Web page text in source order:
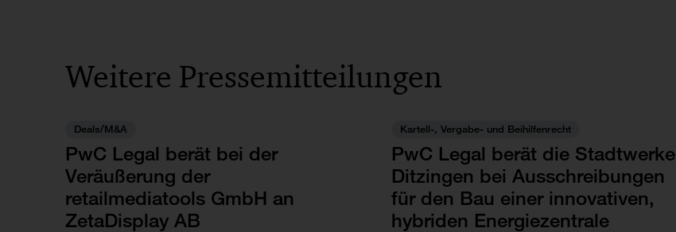
Weitere Pressemitteilungen
Deals/M&A
PwC Legal berät bei der
Veräußerung der
retailmediatools GmbH an
ZetaDisplay AB
Kartell-, Vergabe- und Beihilfenrecht
PwC Legal berät die Stadtwerke
Ditzingen bei Ausschreibungen
für den Bau einer innovativen,
hybriden Energiezentrale